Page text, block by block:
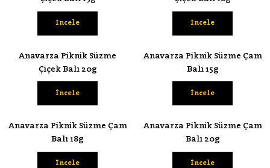
İncele İncele
Anavarza Piknik Süzme
Çiçek Balı 20g
İncele
Anavarza Piknik Süzme Çam
Balı 15g
İncele
Anavarza Piknik Süzme Çam
Balı 18g
İncele
Anavarza Piknik Süzme Çam
Balı 20g
İncele